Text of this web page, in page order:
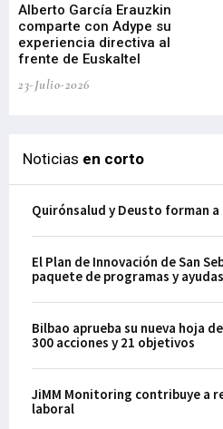
Alberto García Erauzkin
comparte con Adype su
experiencia directiva al
frente de Euskaltel
23-Julio-2026
Noticias en corto
Quirónsalud y Deusto forman
El Plan de Innovación de San
paquete de programas y ayudas
Bilbao aprueba su nueva hoja
300 acciones y 21 objetivos
JiMM Monitoring contribuye a
laboral